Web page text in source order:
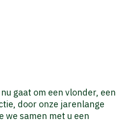
gaat om een vlonder, een
door onze jarenlange
we samen met u een